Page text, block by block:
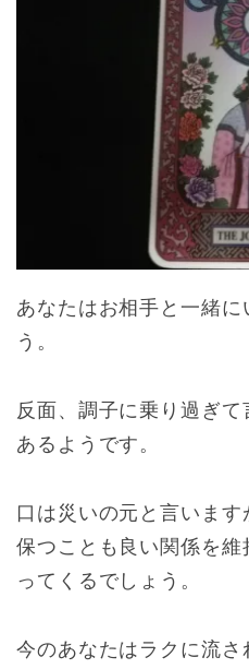
あなたはお相手と一緒に
う。
反面、調子に乗り過ぎ
あるようです。
口は災いの元と言いま
保つことも良い関係を
ってくるでしょう。
今のあなたはラクに流さ